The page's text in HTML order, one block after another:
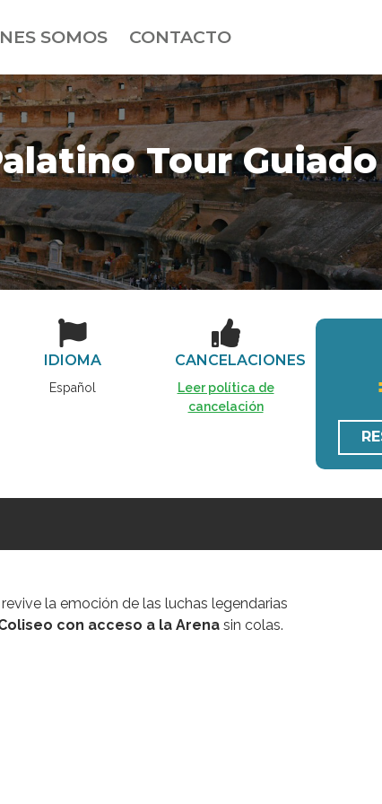
SOMOS CONTACTO
Tour Guiado
IDIOMA
Español
CANCELACIONES
Leer política de
cancelación
la emoción de las luchas legendarias
con acceso a la Arena sin colas.